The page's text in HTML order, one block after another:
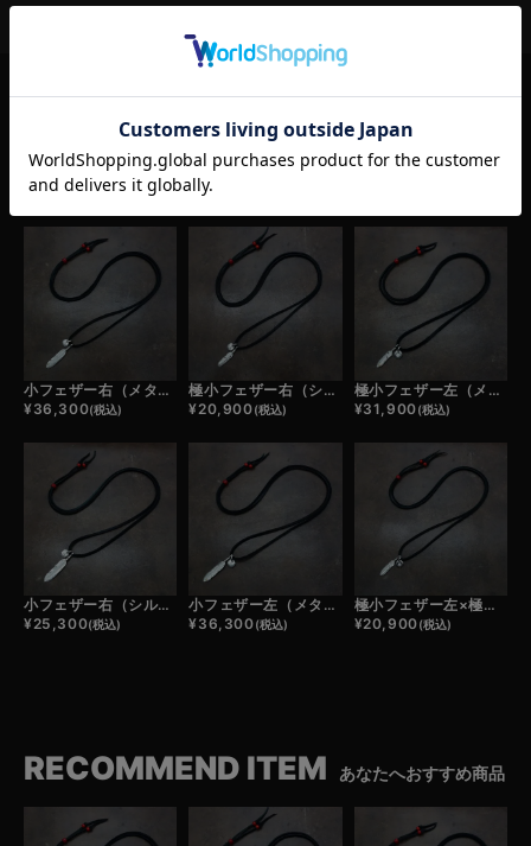
RELATED ITEM
小フェザー右（メタル）×極小メタルチャーム×鹿革紐×アンティークビーズ/ネックレスカスタム
¥36,300(税込)
極小フェザー右（シルバー）×極小メタルチャーム×鹿革紐×アンティークビーズ/ネックレスカスタム
¥20,900(税込)
極小フェザー左（メタル）×極小メタルチャーム×鹿革紐×アンティークビーズ/ネックレスカスタム
¥31,900(税込)
小フェザー右（シルバー）×極小メタルチャーム×鹿革紐×アンティークビーズ/ネックレスカスタム
¥25,300(税込)
小フェザー左（メタル）×極小メタルチャーム×鹿革紐×アンティークビーズ/ネックレスカスタム
¥36,300(税込)
極小フェザー左×極小メタルチャーム×鹿革紐×アンティークビーズ/ネックレスカスタム
¥20,900(税込)
RECOMMEND ITEM あなたへおすすめ商品